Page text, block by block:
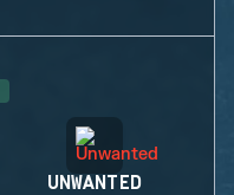
UNWANTED